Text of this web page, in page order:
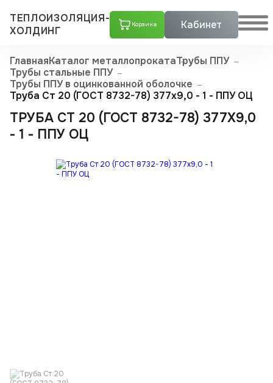
ТЕПЛОИЗОЛЯЦИЯ-
ХОЛДИНГ
Корзина Кабинет
ГлавнаяКаталог металлопрокатаТрубы ППУ
Трубы стальные ППУ
Трубы ППУ в оцинкованной оболочке
Труба Ст 20 (ГОСТ 8732-78) 377x9,0 - 1 - ППУ ОЦ
ТРУБА СТ 20 (ГОСТ 8732-78) 377X9,0
- 1 - ППУ ОЦ